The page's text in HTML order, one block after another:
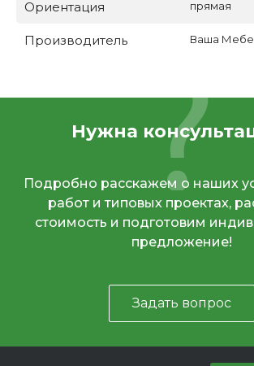
Ориентация прямая
Производитель Ваша
Нужна
Подробно расскажем о наших
работ и типовых проектах,
стоимость и подготовим
предложение!
Задать вопрос